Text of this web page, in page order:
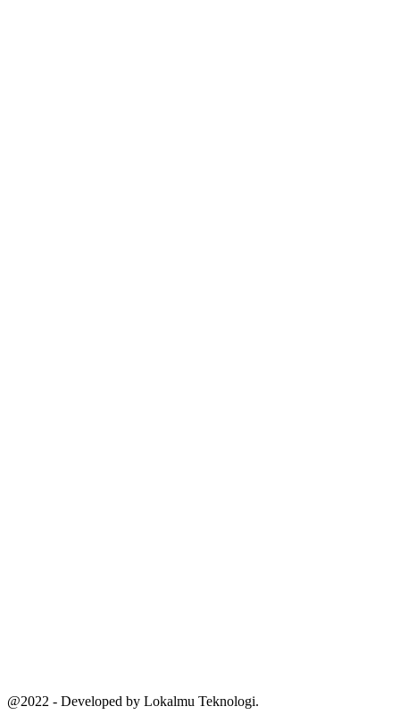
@2022 - Developed by Lokalmu Teknologi.